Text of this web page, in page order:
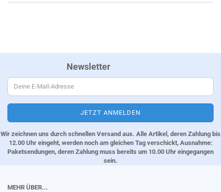
Newsletter
Wir zeichnen uns durch schnellen Versand aus. Alle Artikel, deren Zahlung bis
12.00 Uhr eingeht, werden noch am gleichen Tag verschickt, Ausnahme:
Paketsendungen, deren Zahlung muss bereits um 10.00 Uhr eingegangen
sein.
MEHR ÜBER...